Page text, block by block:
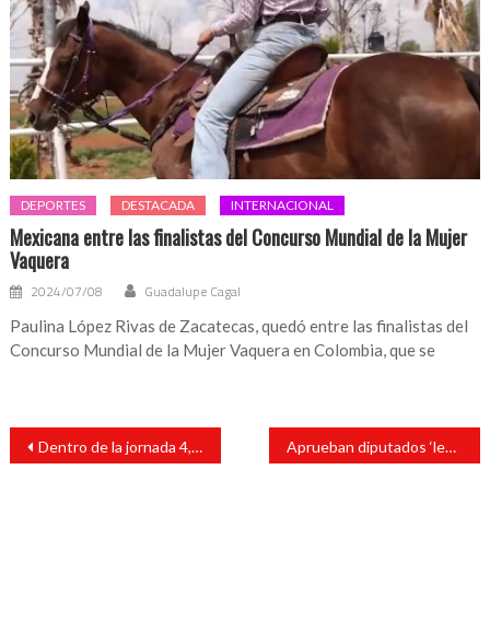
DEPORTES DESTACADA INTERNACIONAL
Mexicana entre las finalistas del Concurso Mundial de la Mujer
Vaquera
2024/07/08 Guadalupe Cagal
Paulina López Rivas de Zacatecas, quedó entre las finalistas del
Concurso Mundial de la Mujer Vaquera en Colombia, que se
Navegación
entradas
Dentro de la jornada 4, Márquez vence al Pitufos Aprueban diputados ‘ley Taibo’